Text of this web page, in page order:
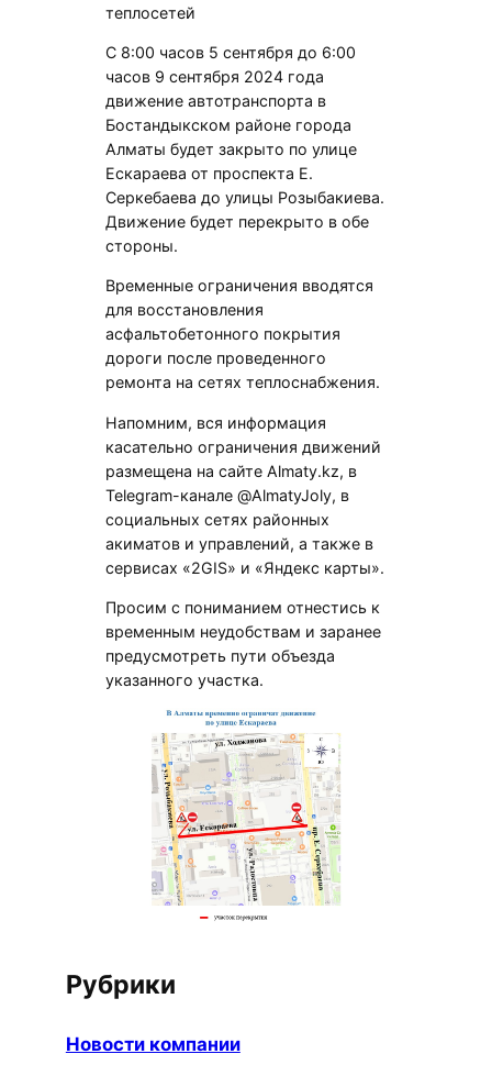
теплосетей
С 8:00 часов 5 сентября до 6:00
часов 9 сентября 2024 года
движение автотранспорта в
Бостандыкском районе города
Алматы будет закрыто по улице
Ескараева от проспекта Е.
Серкебаева до улицы Розыбакиева.
Движение будет перекрыто в обе
стороны.
Временные ограничения вводятся
для восстановления
асфальтобетонного покрытия
дороги после проведенного
ремонта на сетях теплоснабжения.
Напомним, вся информация
касательно ограничения движений
размещена на сайте Almaty.kz, в
Telegram-канале @AlmatyJoly, в
социальных сетях районных
акиматов и управлений, а также в
сервисах «2GIS» и «Яндекс карты».
Просим с пониманием отнестись к
временным неудобствам и заранее
предусмотреть пути объезда
указанного участка.
Рубрики
Новости компании